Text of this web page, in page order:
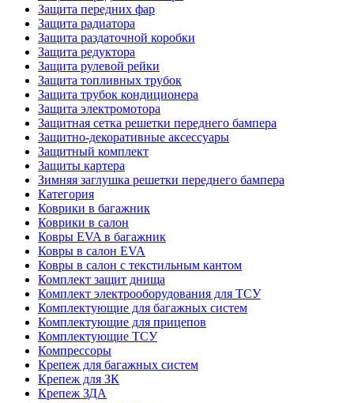
Защита передних фар
Защита радиатора
Защита раздаточной коробки
Защита редуктора
Защита рулевой рейки
Защита топливных трубок
Защита трубок кондиционера
Защита электромотора
Защитная сетка решетки переднего бампера
Защитно-декоративные аксессуары
Защитный комплект
Защиты картера
Зимняя заглушка решетки переднего бампера
Категория
Коврики в багажник
Коврики в салон
Ковры EVA в багажник
Ковры в салон EVA
Ковры в салон с текстильным кантом
Комплект защит днища
Комплект электрооборудования для ТСУ
Комплектующие для багажных систем
Комплектующие для прицепов
Комплектующие ТСУ
Компрессоры
Крепеж для багажных систем
Крепеж для ЗК
Крепеж ЗДА